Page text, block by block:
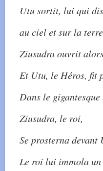
Utu sortit, lui qui
au ciel et sur la
Ziusudra ouvrit
Et Utu, le Héros, fit
Dans le gigantesque
Ziusudra, le roi,
Se prosterna devant
Le roi lui immola